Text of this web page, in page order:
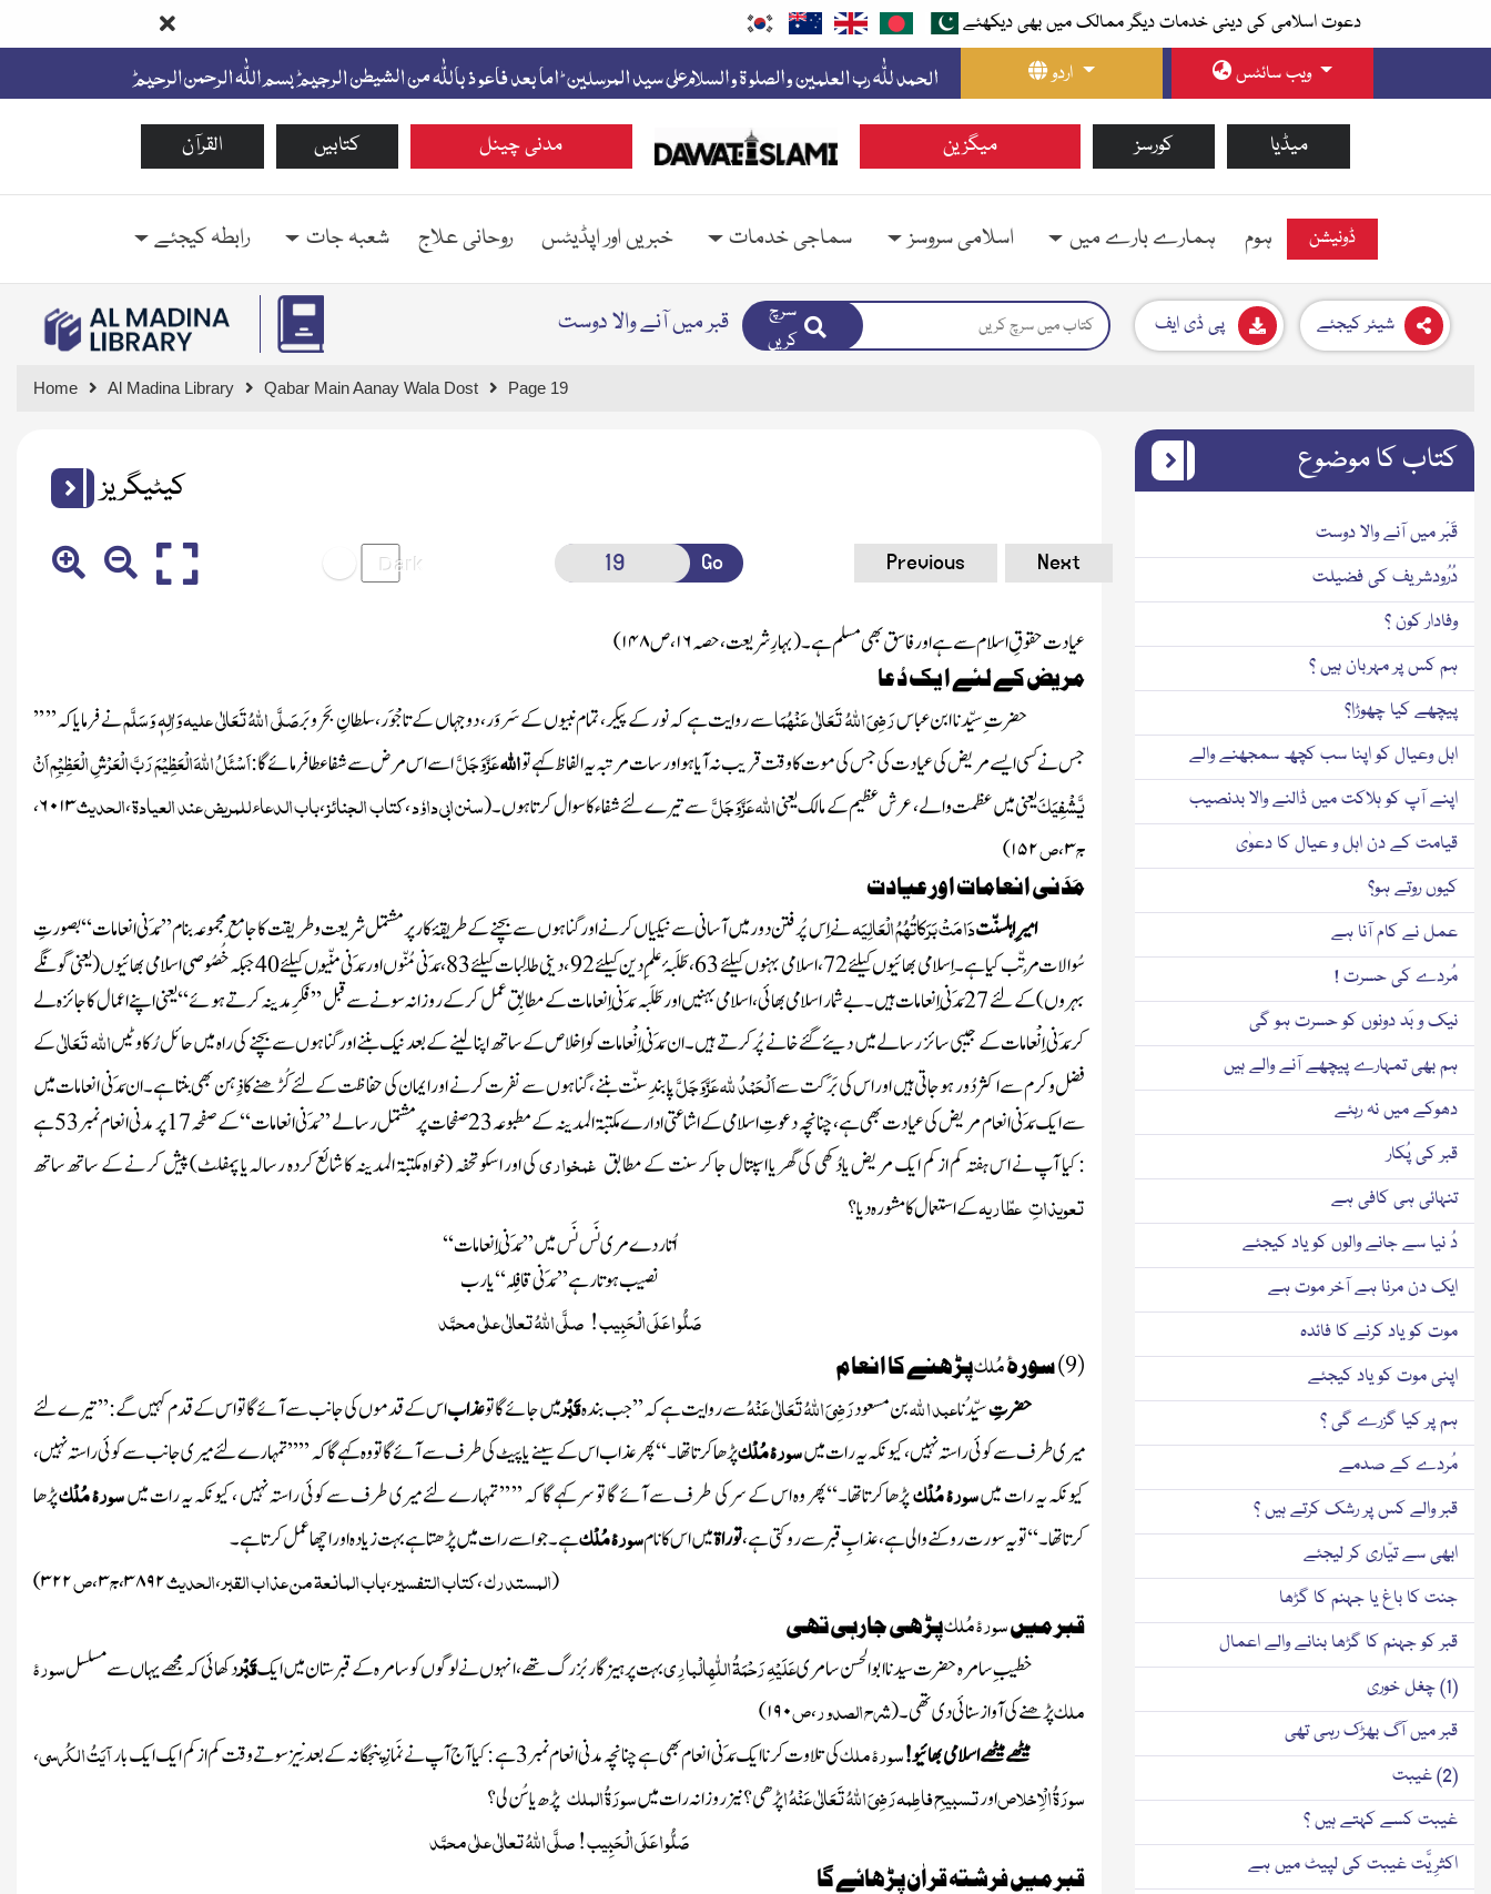
دعوت اسلامی کی دینی خدمات دیگر ممالک میں بھی دیکھئے
اردو
ویب سائٹس
القرآن کتابیں مدنی چینل میگزین کورسز میڈیا
ہوم ہمارے بارے میں اسلامی سروسز سماجی خدمات خبریں اور اپڈیٹس روحانی علاج شعبہ جات رابطہ کیجئے ڈونیشن
قبر میں آنے والا دوست
سرچ
کریں
پی ڈی ایف شیئر کیجئے
Home Al Madina Library Qabar Main Aanay Wala Dost Page 19
کیٹیگریز
Go Previous Next
عیادت حقوقِ اسلام سے ہے اور فاسق بھی مسلم ہے۔(بہارِ شریعت ، حصہ۱۶، ص۱۴۸)
مریض کے لئے ا یک دُ عا
حضرت ِ سیِّدنا ابن عباسرَضِیَ اللہُ تَعَالٰی عَنْہُمَاسے روایت ہے کہ نور کے پیکر، تمام نبیوں کے سَروَر، دو جہاں کے تاجْوَر، سلطانِ بَحرو بَرصَلَّی اللہُ تَعَالٰی علیہ وَاٰلِہٖ وَسَلَّمنے فرمایاکہ ’’ ’’
جس نے کسی ایسے مریض کی عیادت کی جس کی موت کا وقت قریب نہ آیا ہواورسات مرتبہ یہ الفاظ کہے تواللّٰہعَزَّوَجَلَّاسے اس مرض سے شفا عطا فرمائے گا :اَسْئَلُ اللّٰہَ الْعَظِیْمَ رَبَّ الْعَرْشِ الْعَظِیْمِ اَنْ
یَّشْفِیَکیعنیمیں عظمت والے ، عرش عظیم کے مالک یعنیاللّٰہعَزَّوَجَلَّسے تیرے لئے شفاء کا سوال کرتاہوں ۔(سنن ابی داوٗد،کتاب الجنائز،باب الدعاء للمریض عند العیادۃ،الحدیث۶۰۱۳،
ج۳،ص۱۵۲)
مَدَنی انعامات اور عیادت
امیرِ اہلسنّتدَامَتْ بَرَکاتُہُمُ الْعَالِیَہنےاِسپُرفتن دور میں آسانی سے نیکیاں کرنے اورگناہوں سے بچنے کے طریقۂ کار پر مشتمل شریعت وطریقت کا جامِع مجموعہ بنام’’مَدَنیانعامات‘‘بصورتِ
سُوالات مُرتّب کیا ہے۔اِسلامی بھائیوں کیلئے72،اسلامی بہنوںکیلئے 63، طَلَبۂ علمِ دین کیلئے 92 ، دینی طالِبات کیلئے 83، مَدَنی مُنّوں اورمَدَنی مُنّیوں کیلئے40جبکہ خُصُوصی اسلامی بھائیوں(یعنی گونگے
بہروں )کے لئے27 مَدَنی اِنعامات ہیں۔بے شمار اسلامی بھائی ، اسلامی بہنیں اورطَلَبہمَدَنی اِنعاماتکے مطابِق عمل کرکے روزانہ سونے سے قبل ’’فکرِمدینہ کرتے ہوئے ‘‘یعنی اپنے اعمال کا جائزہ لے
کر مَدَنی اِنْعامات کے جیبی سائز رسالے میں دیئے گئے خانے پُر کرتے ہیں ۔انمَدَنی اِنْعامات کواِخلاص کے ساتھ اپنا لینے کے بعد نیک بننے اورگناہوں سے بچنے کی راہ میں حائل رُکاوٹیںاللّٰہتَعَالٰیکے
فضل وکرم سے اکثر دُور ہوجاتی ہیں اوراس کی بَرَکت سےاَ لْحَمْدُ للّٰہعَزَّوَجَلَّپابند ِ سنّت بننے ، گناہوں سے نفرت کرنے اور ایمان کی حفاظت کے لئے کُڑھنے کا ذِہن بھی بنتا ہے ۔ان مَدَنی انعامات میں
سے ایک مَدَنی انعام مریض کی عیادت بھی ہے ، چنانچہ دعوتِ اسلامی کے اشاعتی ادارے مکتبۃ المدینہ کے مطبوعہ23ص فحات پر مشتمل رسالے’’ مَدَنی انعامات‘‘کے صفحہ17 پر مدنی انعام نمبر53
ہے
: کیا آپ نے اس ہفتہ کم از کم ایک مریض یادُکھی کی گھر یا اسپتال جا کر سنت کے مطابق غمخواریکی اور اسکو تحفہ(خواہ مکتبۃ المدینہ کا شائع کردہ رسالہ یا پمفلٹ)پیش کر نے کے ساتھ ساتھ
تعویذاتِعطّاریہکے استعمال کا مشورہ دیا؟
اُتار دے مری نَس نَس میں ’’مَدَنی اِنعامات‘‘
نصیب ہوتا رہے ’’مَدَنی قافِلہ‘‘ یا رب
صَلُّو ا عَلَی الْحَبِیب ! صلَّی اللّٰہُ تعالٰی علٰی محمَّد
(9) سورۂ مُلکپڑھنے کا انعام
حضرتِسیِّدُناعبد ا ﷲبن مسعودرَضِیَ اللہُ تَعَالٰی عَنْہُسے روایت ہے کہ ’’جب بندہقَبْرمیں جائے گا توعذاباس کے قدموں کی جانب سے آئے گا تو اس کے قدم کہیں گے : ’’ تیرے لئے
میری طرف سے کوئی راستہ نہیں ، کیونکہ یہ رات میںسورۂ مُلْکپڑھا کرتاتھا ۔‘‘پھر عذاب اس کے سینے یا پیٹ کی طر ف سے آئے گا تو وہ کہے گا کہ ’’ ’’ تمہارے لئے میری جانب سے کوئی راستہ نہیں ،
کیونکہ یہ رات میںسورۂ مُلْکپڑھا کرتاتھا۔‘‘پھر وہ اس کے سر کی طر ف سے آئے گا تو سر کہے گا کہ ’’ ’’ تمہارے لئے میری طرف سے کوئی راستہ نہیں ، کیونکہ یہ رات میںسورۂ مُلْکپڑھا
کرتاتھا۔‘‘ تو یہ سورت روکنے والی ہے، عذابِ قبر سے روکتی ہے ،توراۃمیں اس کانامسورۂ مُلْکہے۔ جو اسے رات میں پڑھتا ہے بہت زیادہ اور اچھا عمل کرتاہے۔
(المستدرک،کتاب التفسیر،باب المانعۃ من عذاب القبر،الحدیث۳۸۹۲،ج۳،ص۳۲۲)
قبر میںسورۂ مُلکپڑھی جارہی تھی
خطیبِ سامرہ حضرت سیدنا ابوالحسن سامریعَلَیْہِ رَحْمَۃُ اللّٰہِالْبارِیبہت پرہیزگار بُزرگ تھے ، انہوں نے لوگوں کوسامرہ کے قبرستان میں ایکقَبْردکھائی کہ مجھے یہاں سے مسلسلسورۂ
ملکپڑھنے کی آواز سنائی دی تھی۔(شرح الصدور،ص۱۹۰)
میٹھے میٹھے اسلامی بھائیو!سورۂ ملککی تلاوت کرنا ایک مَدَنی انعام بھی ہے چنانچہ مدنی انعام نمبر3ہے : کیاآج آپ نے نَمازِ پنجگانہ کے بعدنِیز سوتے وقت کم از کم ایک ایک بارآیَتُ الکُرسی،
سورَۃُ الْاِخلاصاورتسبیحِ فاطِمہرَضِیَ اللہُ تَعَالٰی عَنْہُاپڑھی؟ نیز روزانہ رات میںسورَۃُ الملکپڑھ یا سُن لی ؟
صَلُّو ا عَلَی الْحَبِیب ! صلَّی اللّٰہُ تعالٰی علٰی محمَّد
قبر میں فرشتہ قراٰن پڑھائے گا
کتاب کا موضوع
قَبْر میں آنے والا دوست
دُرُودشریف کی فضیلت
وفادار کون ؟
ہم کس پر مہربان ہیں ؟
پیچھے کیا چھوڑا؟
اہل وعیال کو اپنا سب کچھ سمجھنے والے
اپنے آپ کو ہلاکت میں ڈالنے والا بدنصیب
قیامت کے دن اہل و عیال کا دعوٰی
کیوں روتے ہو؟
عمل نے کام آنا ہے
مُردے کی حسرت !
نیک و بَد دونوں کو حسرت ہو گی
ہم بھی تمہارے پیچھے آنے والے ہیں
دھوکے میں نہ رہئے
قبر کی پُکار
تنہائی ہی کافی ہے
دُ نیا سے جانے والوں کو یاد کیجئے
ایک دن مرنا ہے آخر موت ہے
موت کو یاد کرنے کا فائدہ
اپنی موت کو یاد کیجئے
ہم پر کیا گزرے گی ؟
مُردے کے صدمے
قبر والے کس پر رشک کرتے ہیں ؟
ابھی سے تیّاری کر لیجئے
جنت کا باغ یا جہنم کا گڑھا
قبر کو جہنم کا گڑھا بنانے والے اعمال
(1) چغل خوری
قبر میں آگ بھڑک رہی تھی
(2) غیبت
غیبت کسے کہتے ہیں ؟
اکثرِیَّت غیبت کی لپیٹ میں ہے